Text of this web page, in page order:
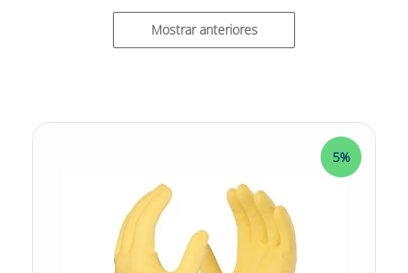
Mostrar anteriores
5%